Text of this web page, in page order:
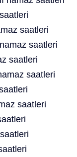
saatleri
saatleri
saatleri
saatleri
saatleri